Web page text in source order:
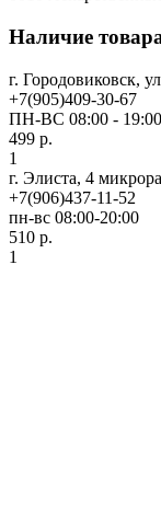
Наличие
г. Городовиковск,
+7(905)409-30-67
ПН-ВС 08:00 - 19:00
499 р.
1
г. Элиста, 4
+7(906)437-11-52
пн-вс 08:00-20:00
510 р.
1